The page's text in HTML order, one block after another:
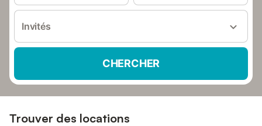
Invités
CHERCHER
Trouver des locations